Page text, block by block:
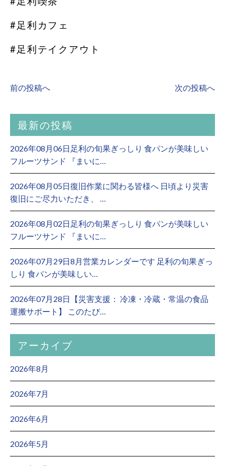
#足利カフェ
#足利テイクアウト
前の投稿へ 次の投稿へ
最新の投稿
2026年08月06日足利の旬果ぎっしり 食パンが美味しい
フルーツサンド 『まいに…
2026年08月05日復旧作業に関わる皆様へ 日頃より災害
復旧にご尽力いただき、 …
2026年08月02日足利の旬果ぎっしり 食パンが美味しい
フルーツサンド 『まいに…
2026年07月29日8月営業カレンダーです 足利の旬果ぎっ
しり 食パンが美味しい…
2026年07月28日【災害支援： 冷凍・冷蔵・常温の食品
運搬サポート】 このたび…
アーカイブ
2026年8月
2026年7月
2026年6月
2026年5月